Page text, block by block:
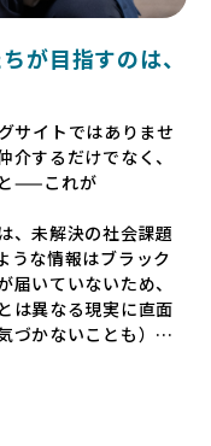
が目指すのは、
サイトではありませ
するだけでなく、
と——これが
、未解決の社会課題
うな情報はブラック
いていないため、
は異なる現実に直面
づかないことも）。
、またブリーダー